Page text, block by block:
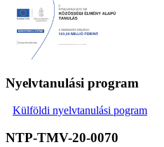
Nyelvtanulási program
Külföldi nyelvtanulási pogram
NTP-TMV-20-0070